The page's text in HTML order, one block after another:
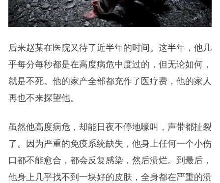
后来赵某在医院又待了近半年的时间。这半年，他几
乎每分每秒都是在高度病危中度过的，但无论如何，
就是不死。他的家产全部都充作了医疗费，他的家人
再也不来探望他。
虽然他高度病危，却能日夜不停地嚎叫，声带都扯裂
了。因为严重的免疫系统缺失，他身上任何一个小伤
口都不能愈合，都会反复感染，然后溃烂。到最后，
他身上几乎找不到一块好的皮肤，全身都在严重的溃